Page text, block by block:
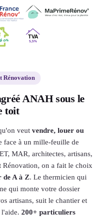
Rénovation
ANAH sous le
toit
veut vendre, louer ou
face à un mille-feuille de
MAR, architectes, artisans,
on a fait le choix
de A à Z. Le thermicien qui
qui monte votre dossier
artisans, suit le chantier et
l'aide. 200+ particuliers